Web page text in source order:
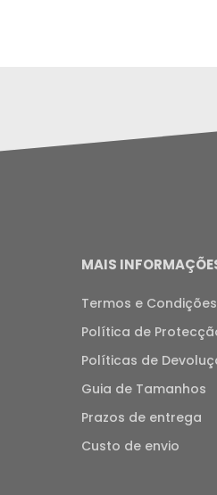
MAIS
Termos e Condições
Política de
Políticas de
Guia de Tamanhos
Prazos de entrega
Custo de envio